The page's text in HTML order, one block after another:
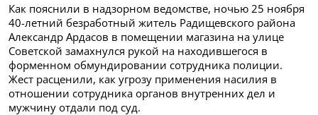
Как пояснили в надзорном ведомстве, ночью 25 ноября
40-летний безработный житель Радищевского района
Александр Ардасов в помещении магазина на улице
Советской замахнулся рукой на находившегося в
форменном обмундировании сотрудника полиции.
Жест расценили, как угрозу применения насилия в
отношении сотрудника органов внутренних дел и
мужчину отдали под суд.